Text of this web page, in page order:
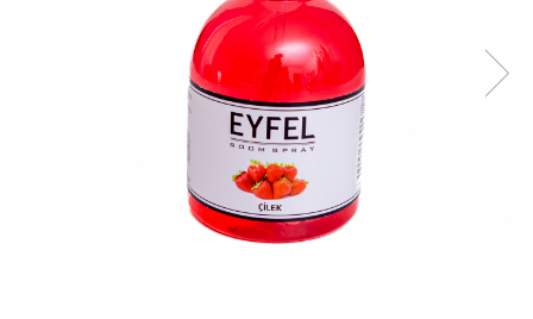
Intretinere masina de spalat
Insecticide si Capcane
Solutii desfundat tevi